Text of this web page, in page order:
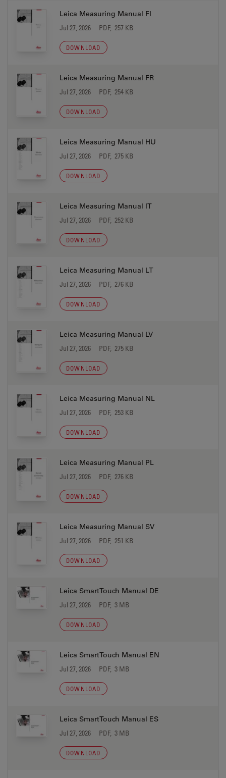
Leica Measuring Manual FI
Jul 27, 2026 PDF, 257 KB
DOWNLOAD
Leica Measuring Manual FR
Jul 27, 2026 PDF, 254 KB
DOWNLOAD
Leica Measuring Manual HU
Jul 27, 2026 PDF, 275 KB
DOWNLOAD
Leica Measuring Manual IT
Jul 27, 2026 PDF, 252 KB
DOWNLOAD
Leica Measuring Manual LT
Jul 27, 2026 PDF, 276 KB
DOWNLOAD
Leica Measuring Manual LV
Jul 27, 2026 PDF, 275 KB
DOWNLOAD
Leica Measuring Manual NL
Jul 27, 2026 PDF, 253 KB
DOWNLOAD
Leica Measuring Manual PL
Jul 27, 2026 PDF, 276 KB
DOWNLOAD
Leica Measuring Manual SV
Jul 27, 2026 PDF, 251 KB
DOWNLOAD
Leica SmartTouch Manual DE
Jul 27, 2026 PDF, 3 MB
DOWNLOAD
Leica SmartTouch Manual EN
Jul 27, 2026 PDF, 3 MB
DOWNLOAD
Leica SmartTouch Manual ES
Jul 27, 2026 PDF, 3 MB
DOWNLOAD